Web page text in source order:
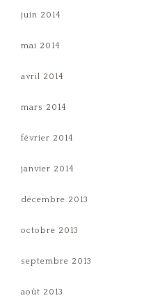
juin 2014
mai 2014
avril 2014
mars 2014
février 2014
janvier 2014
décembre 2013
octobre 2013
septembre 2013
août 2013